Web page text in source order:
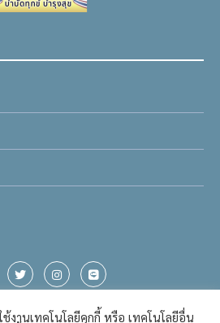
งานเทคโนโลยีคุกกี้ หรือ เทคโนโลยีอื่น